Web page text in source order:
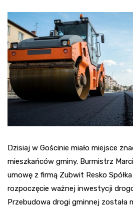
Dzisiaj w Gościnie miało miejsce
mieszkańców gminy. Burmistrz
umowę z firmą Zubwit Resko
rozpoczęcie ważnej inwestycji
Przebudowa drogi gminnej została